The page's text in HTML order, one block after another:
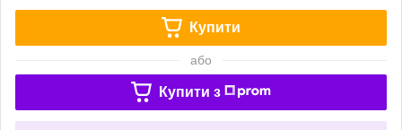
Купити
або
Купити з